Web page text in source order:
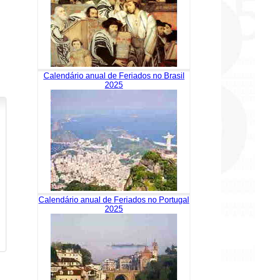
Calendário anual de Feriados no Brasil
2025
Calendário anual de Feriados no Portugal
2025